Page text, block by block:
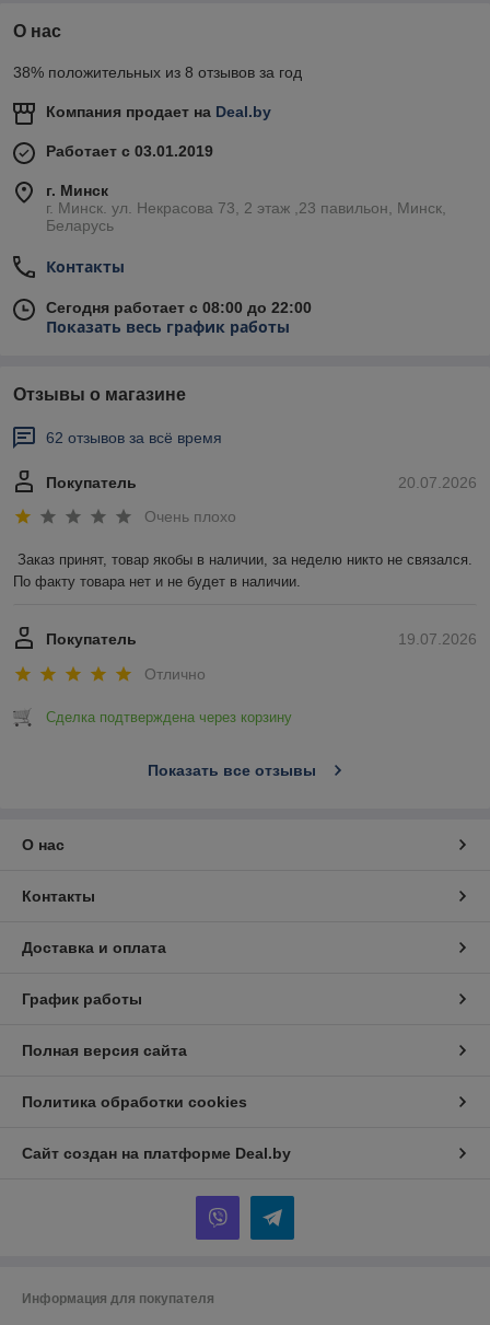
О нас
38% положительных из 8 отзывов за год
Компания продает на Deal.by
Работает с 03.01.2019
г. Минск
г. Минск. ул. Некрасова 73, 2 этаж ,23 павильон, Минск,
Беларусь
Контакты
Сегодня работает с 08:00 до 22:00
Показать весь график работы
Отзывы о магазине
62 отзывов за всё время
20.07.2026
Покупатель
Очень плохо
Заказ принят, товар якобы в наличии, за неделю никто не связался.
По факту товара нет и не будет в наличии.
19.07.2026
Покупатель
Отлично
Сделка подтверждена через корзину
Показать все отзывы
О нас
Контакты
Доставка и оплата
График работы
Полная версия сайта
Политика обработки cookies
Сайт создан на платформе Deal.by
Информация для покупателя